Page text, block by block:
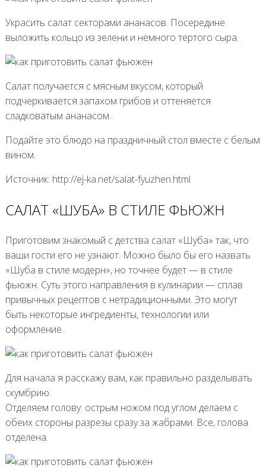
Украсить салат секторами ананасов. Посередине
выложить кольцо из зелени и немного тертого сыра.
Салат получается с мясным вкусом, который
подчеркивается запахом грибов и оттеняется
сладковатым ананасом.
Подайте это блюдо на праздничный стол вместе с белым
вином.
Источник: http://ej-ka.net/salat-fyuzhen.html
САЛАТ «ШУБА» В СТИЛЕ ФЬЮЖН
Приготовим знакомый с детства салат «Шуба» так, что
ваши гости его не узнают. Можно было бы его назвать
«Шуба в стиле модерн», но точнее будет — в стиле
фьюжн. Суть этого направления в кулинарии — сплав
привычных рецептов с нетрадиционными. Это могут
быть некоторые ингредиенты, технологии или
оформление.
Для начала я расскажу вам, как правильно разделывать
скумбрию.
Отделяем голову: острым ножом под углом делаем с
обеих стороны разрезы сразу за жабрами. Все, голова
отделена.